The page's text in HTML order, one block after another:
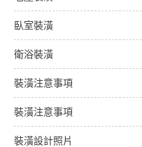
臥室裝潢
衛浴裝潢
裝潢注意事項
裝潢注意事項
裝潢設計照片